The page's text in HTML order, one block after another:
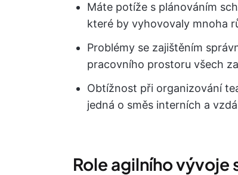
Máte potíže s plánováním
které by vyhovovaly mnoha
Problémy se zajištěním
pracovního prostoru všech
Obtížnost při organizování
jedná o směs interních a
Role agilního vývoje